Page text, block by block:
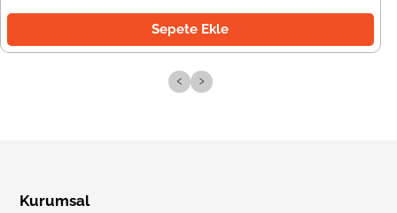
Sepete Ekle
‹ ›
Kurumsal